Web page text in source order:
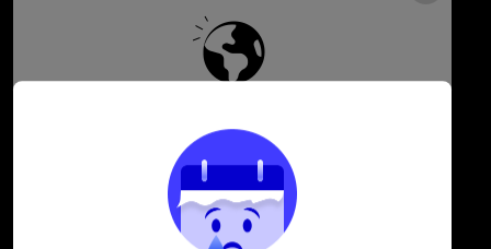
هل تزور updf.com/ar من خارج هذه
المنطقة؟ تفضل بزيارة موقعك الإقليمي
لمعرفة المزيد من الأسعار والعروض
الترويجية والفعاليات ذات الصلة.
كفاءة يومية أعلى
احصل على خصم 50٪